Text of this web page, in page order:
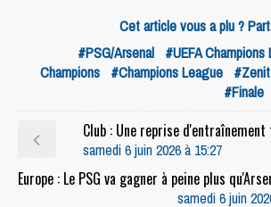
Cet article vous a plu ?
#PSG/Arsenal #UEFA Champions
Champions #Champions League
#Finale
samedi 6 juin 2026 à 15:27
samedi 6 juin